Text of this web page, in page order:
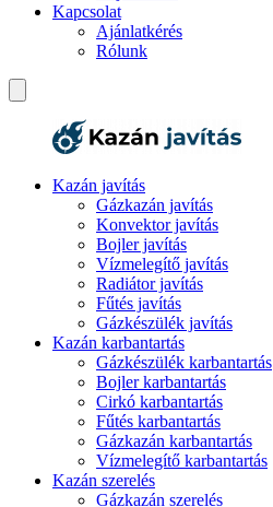
Kapcsolat
Ajánlatkérés
Rólunk
Kazán javítás
Gázkazán javítás
Konvektor javítás
Bojler javítás
Vízmelegítő javítás
Radiátor javítás
Fűtés javítás
Gázkészülék javítás
Kazán karbantartás
Gázkészülék karbantartás
Bojler karbantartás
Cirkó karbantartás
Fűtés karbantartás
Gázkazán karbantartás
Vízmelegítő karbantartás
Kazán szerelés
Gázkazán szerelés